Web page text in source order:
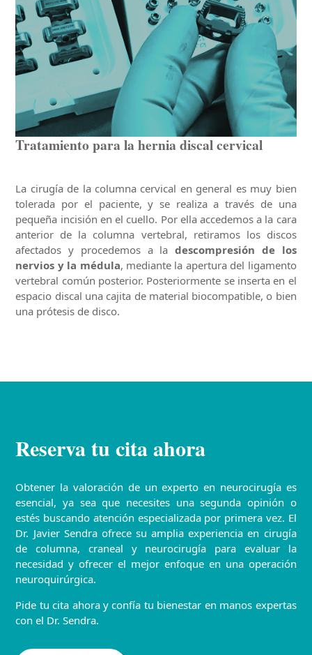
Tratamiento para la hernia discal cervical
La cirugía de la columna cervical en general es muy bien
tolerada por el paciente, y se realiza a través de una
pequeña incisión en el cuello. Por ella accedemos a la cara
anterior de la columna vertebral, retiramos los discos
afectados y procedemos a ladescompresión de los
nervios y la médula, mediante la apertura del ligamento
vertebral común posterior. Posteriormente se inserta en el
espacio discal una cajita de material biocompatible, o bien
una prótesis de disco.
Reserva tu cita ahora
Obtener la valoración de un experto en neurocirugía es
esencial, ya sea que necesites una segunda opinión o
estés buscando atención especializada por primera vez. El
Dr. Javier Sendra ofrece su amplia experiencia en cirugía
de columna, craneal y neurocirugía para evaluar la
necesidad y ofrecer el mejor enfoque en una operación
neuroquirúrgica.
Pide tu cita ahora y confía tu bienestar en manos expertas
con el Dr. Sendra.